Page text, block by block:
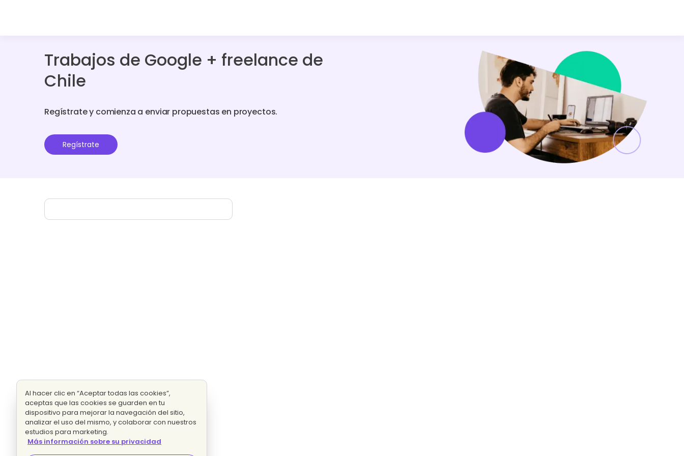
Trabajos de Google + freelance de
Chile
Regístrate y comienza a enviar propuestas en proyectos.
Regístrate
Al hacer clic en “Aceptar todas las cookies”,
aceptas que las cookies se guarden en tu
dispositivo para mejorar la navegación del sitio,
analizar el uso del mismo, y colaborar con nuestros
estudios para marketing.
Más información sobre su privacidad